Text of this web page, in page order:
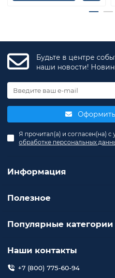
Будьте в центре
наши новости!
Я прочитал(а) и согласен(на) с
обработке персональных
Информация
Полезное
Популярные категории
Наши контакты
+7 (800) 775-60-94